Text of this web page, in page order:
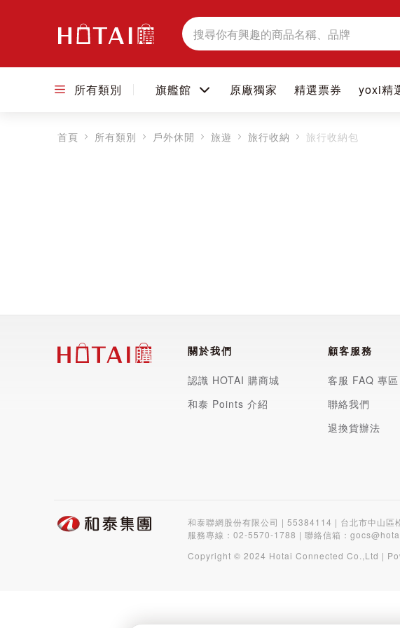
搜
尋
所有類別 旗艦館 原廠獨家 精選票券 yoxi精
首頁 所有類別 戶外休閒 旅遊 旅行收納 旅行收納包
關於我們
認識 HOTAI 購商城
和泰 Points 介紹
顧客服務
客服 FAQ 專區
聯絡我們
退換貨辦法
和泰聯網股份有限公司 | 55384114 | 台北市中山區
服務專線： 02-5570-1788 | 聯絡信箱：
Copyright © 2024 Hotai Connected Co.,Ltd |